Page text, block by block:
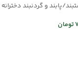
تومان